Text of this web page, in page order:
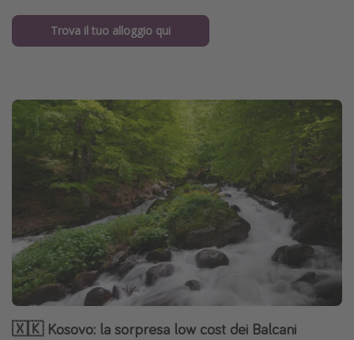
Trova il tuo alloggio qui
🇽🇰 Kosovo: la sorpresa low cost dei Balcani